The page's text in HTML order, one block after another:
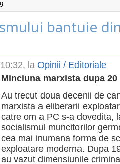
bantuie
, la Opinii / Editoriale
Minciuna marxista dupa 20
Au trecut doua decenii de
marxista a eliberarii
catre om a PC s-a dovedita,
socialismul muncitorilor
cea mai inumana forma de
exploatare moderna. Dupa
au vazut dimensiunile